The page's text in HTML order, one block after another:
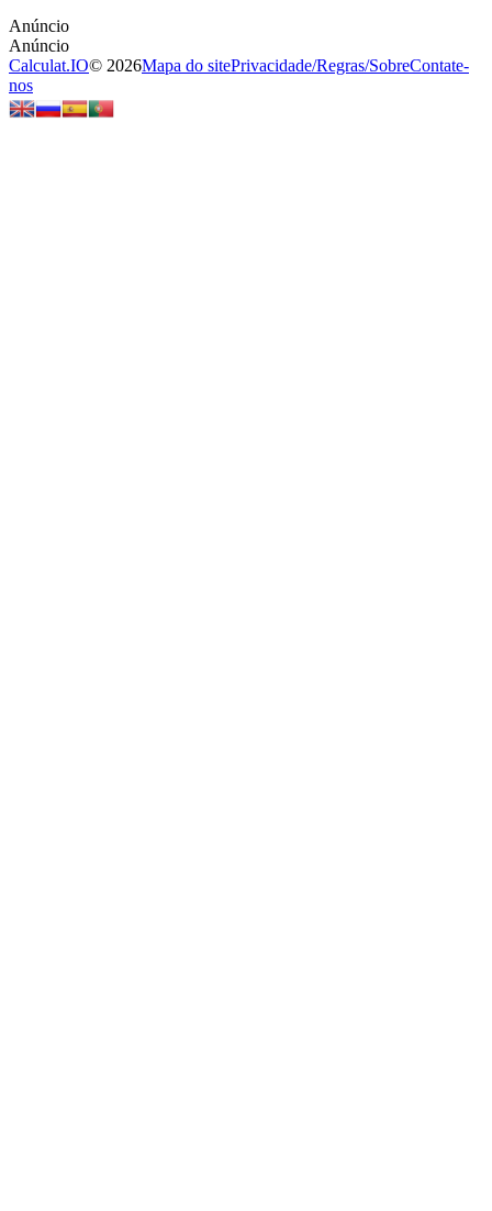
Calculat.IO© 2026Mapa do sitePrivacidade/Regras/SobreContate-
nos